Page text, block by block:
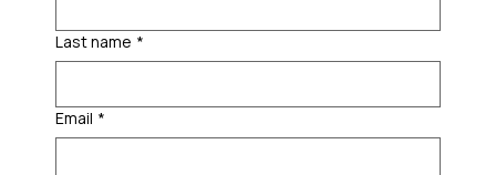
Last name *
Email *